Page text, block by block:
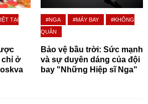
TẠI
chỉ ở
#NGA #MÁY BAY
#KHÔNG
QUÂN
Bảo vệ bầu trời: Sức mạnh
và sự duyên dáng của đội
bay "Những Hiệp sĩ Nga"